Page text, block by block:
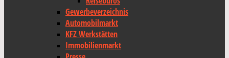
Gewerbeverzeichnis
Automobilmarkt
KFZ Werkstätten
Immobilienmarkt